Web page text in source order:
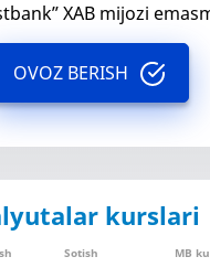
XAB mijozi
OVOZ BERISH
kurslari
Sotish MB